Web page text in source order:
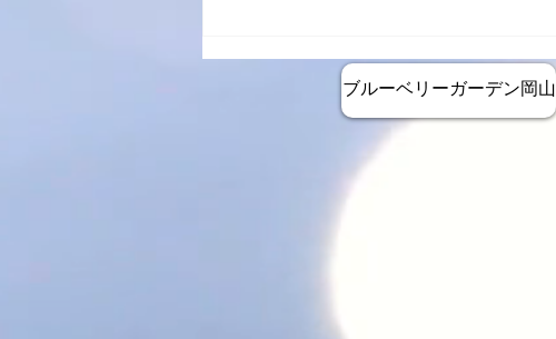
します
ブルーベリーガーデン岡山